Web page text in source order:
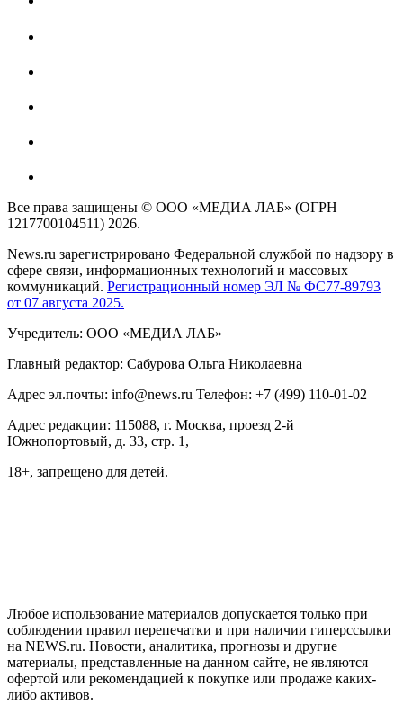
Все права защищены © ООО «МЕДИА ЛАБ» (ОГРН
1217700104511) 2026.
News.ru зарегистрировано Федеральной службой по надзору в
сфере связи, информационных технологий и массовых
коммуникаций. Регистрационный номер ЭЛ № ФС77-89793
от 07 августа 2025.
Учредитель: ООО «МЕДИА ЛАБ»
Главный редактор: Сабурова Ольга Николаевна
Адрес эл.почты: info@news.ru Телефон: +7 (499) 110-01-02
Адрес редакции: 115088, г. Москва, проезд 2-й
Южнопортовый, д. 33, стр. 1,
18+, запрещено для детей.
Любое использование материалов допускается только при
соблюдении правил перепечатки и при наличии гиперссылки
на NEWS.ru. Новости, аналитика, прогнозы и другие
материалы, представленные на данном сайте, не являются
офертой или рекомендацией к покупке или продаже каких-
либо активов.